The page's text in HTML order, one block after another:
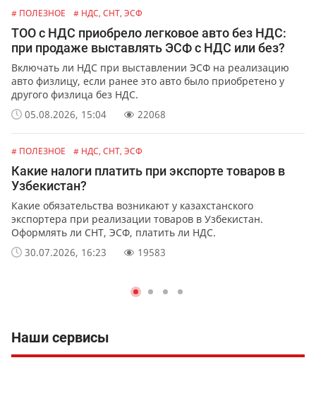
# ПОЛЕЗНОЕ # НДС, СНТ, ЭСФ
ТОО с НДС приобрело легковое авто без НДС:
при продаже выставлять ЭСФ с НДС или без?
Включать ли НДС при выставлении ЭСФ на реализацию
авто физлицу, если ранее это авто было приобретено у
другого физлица без НДС.
05.08.2026, 15:04
22068
# ПОЛЕЗНОЕ # НДС, СНТ, ЭСФ
Какие налоги платить при экспорте товаров в
Узбекистан?
Какие обязательства возникают у казахстанского
экспортера при реализации товаров в Узбекистан.
Оформлять ли СНТ, ЭСФ, платить ли НДС.
30.07.2026, 16:23
19583
Наши сервисы